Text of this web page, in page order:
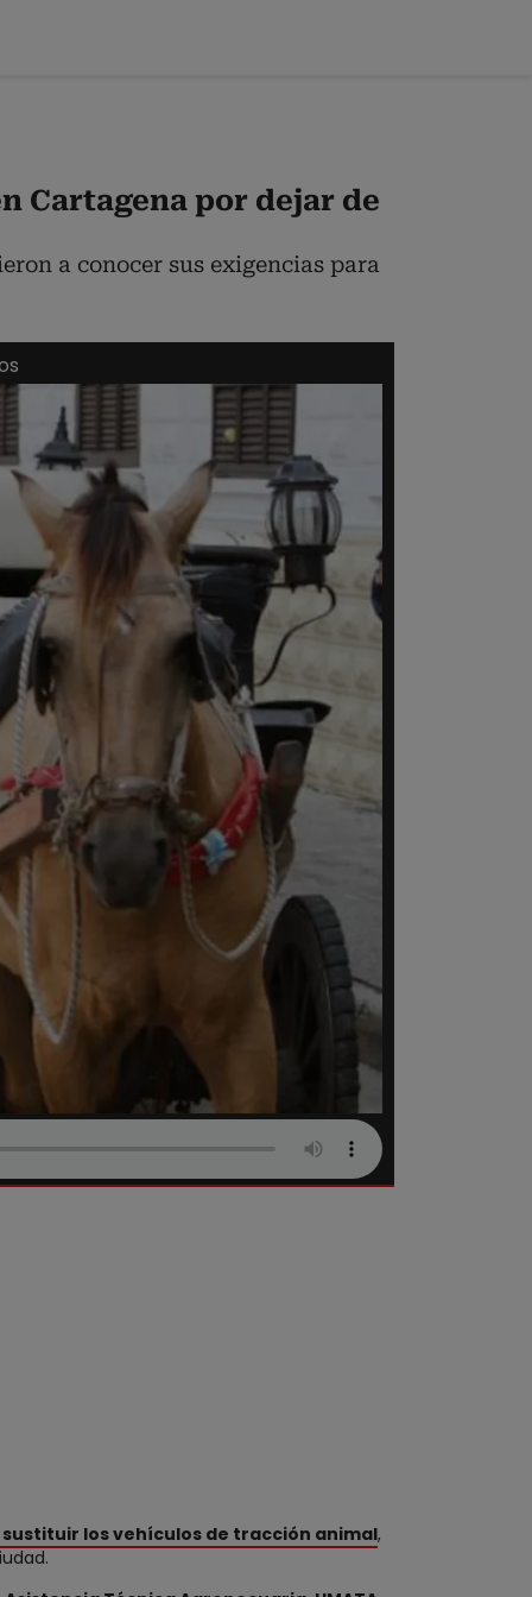
Cartagena por dejar de
a conocer sus exigencias para
los vehículos de tracción animal,